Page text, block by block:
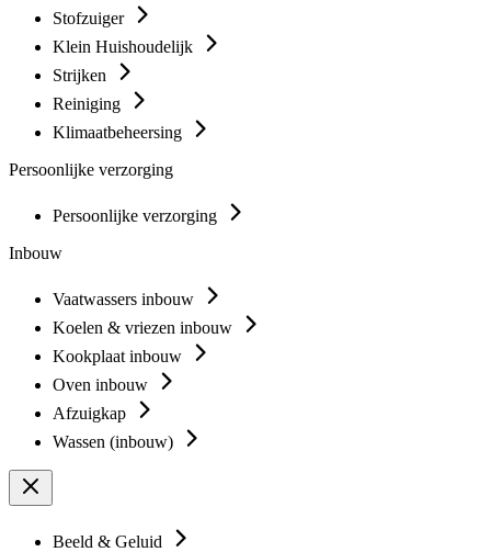
Stofzuiger
Klein Huishoudelijk
Strijken
Reiniging
Klimaatbeheersing
Persoonlijke verzorging
Persoonlijke verzorging
Inbouw
Vaatwassers inbouw
Koelen & vriezen inbouw
Kookplaat inbouw
Oven inbouw
Afzuigkap
Wassen (inbouw)
Beeld & Geluid